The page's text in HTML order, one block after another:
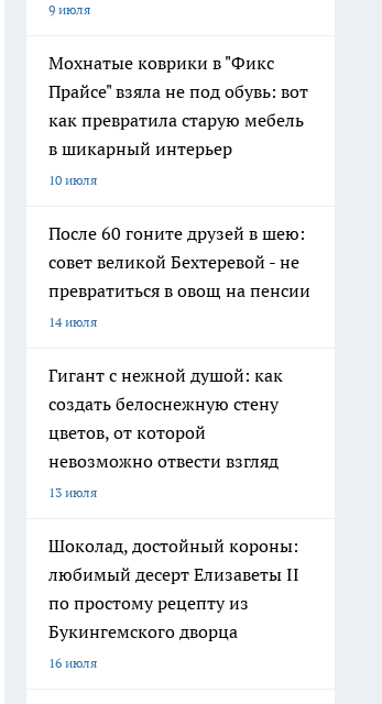
9 июля
Мохнатые коврики в "Фикс
Прайсе" взяла не под обувь: вот
как превратила старую мебель
в шикарный интерьер
10 июля
После 60 гоните друзей в шею:
совет великой Бехтеревой - не
превратиться в овощ на пенсии
14 июля
Гигант с нежной душой: как
создать белоснежную стену
цветов, от которой
невозможно отвести взгляд
13 июля
Шоколад, достойный короны:
любимый десерт Елизаветы II
по простому рецепту из
Букингемского дворца
16 июля